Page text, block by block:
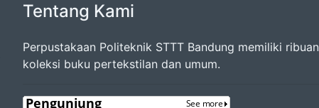
Tentang Kami
Perpustakaan Politeknik STTT Bandung memiliki ribuan
koleksi buku pertekstilan dan umum.